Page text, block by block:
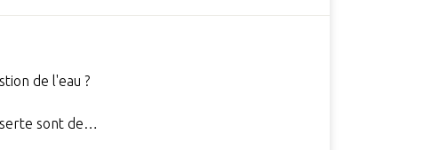
de l'eau ?
sont de…